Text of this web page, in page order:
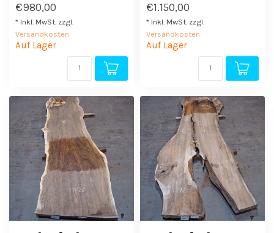
€980,00
* Inkl. MwSt. zzgl.
Versandkosten
Auf Lager
€1.150,00
* Inkl. MwSt. zzgl.
Versandkosten
Auf Lager